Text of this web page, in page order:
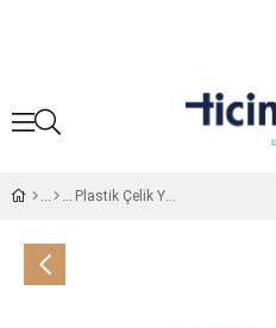
Plastik Çelik Yapıştırıcı 1 404 Plastik Çelik Yapıştırıcı